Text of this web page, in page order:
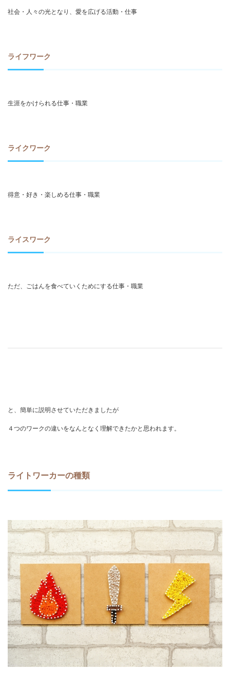
社会・人々の光となり、愛を広げる活動・仕事
ライフワーク
生涯をかけられる仕事・職業
ライクワーク
得意・好き・楽しめる仕事・職業
ライスワーク
ただ、ごはんを食べていくためにする仕事・職業
と、簡単に説明させていただきましたが
４つのワークの違いをなんとなく理解できたかと思われます。
ライトワーカーの種類